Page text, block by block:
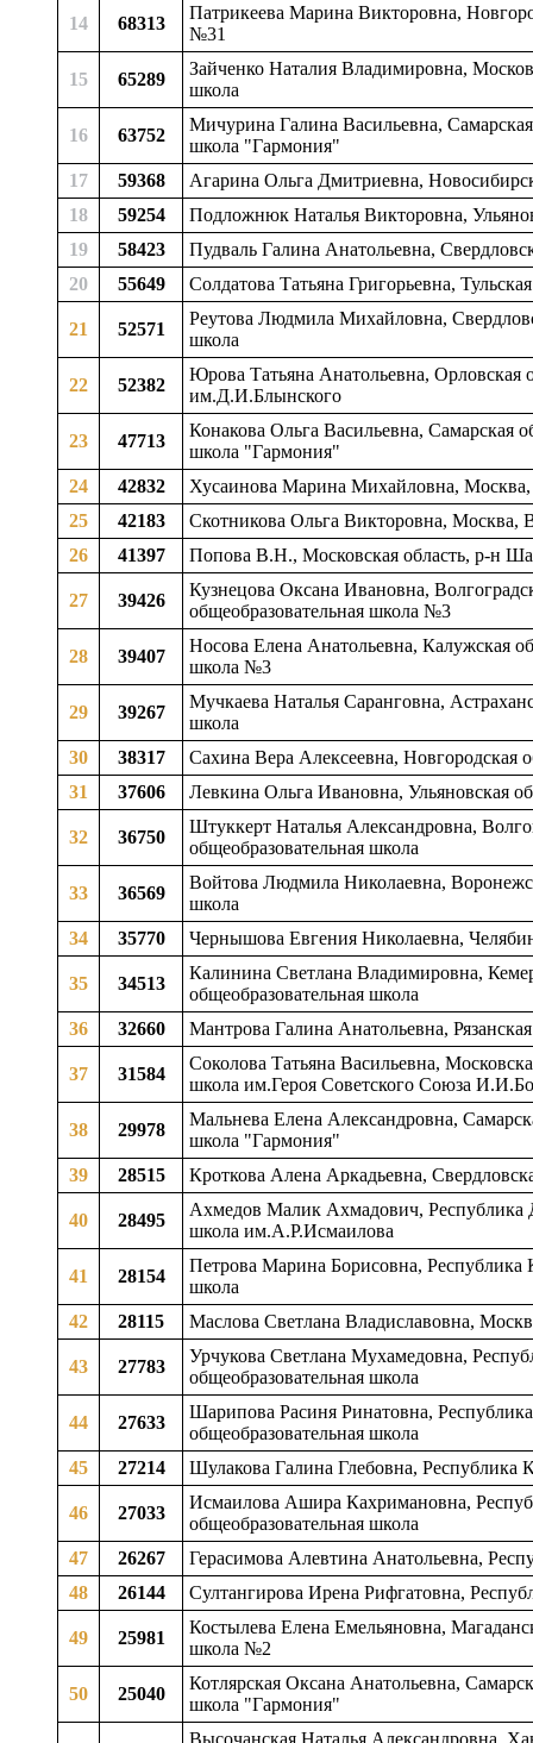
14 68313
Патрикеева Марина Викторовна,
№31
15 65289
Зайченко Наталия Владимировна,
школа
16 63752
Мичурина Галина Васильевна, Самарская
школа "Гармония"
17
59368
Агарина Ольга Дмитриевна,
18
59254
Подложнюк Наталья Викторовна,
19
58423
Пудваль Галина Анатольевна,
20
55649 Солдатова Татьяна Григорьевна,
21 52571
Реутова Людмила Михайловна,
школа
22 52382
Юрова Татьяна Анатольевна, Орловская
им.Д.И.Блынского
23 47713
Конакова Ольга Васильевна, Самарская
школа "Гармония"
24
42832
Хусаинова Марина Михайловна,
25
42183
Скотникова Ольга Викторовна,
26
41397 Попова В.Н., Московская область, р-н
27 39426
Кузнецова Оксана Ивановна,
общеобразовательная школа №3
28 39407
Носова Елена Анатольевна, Калужская
школа №3
29 39267
Мучкаева Наталья Саранговна,
школа
30
38317
Сахина Вера Алексеевна, Новгородская
31
37606 Левкина Ольга Ивановна, Ульяновская
32 36750
Штуккерт Наталья Александровна,
общеобразовательная школа
33 36569
Войтова Людмила Николаевна,
школа
34
35770 Чернышова Евгения Николаевна,
35 34513
Калинина Светлана Владимировна,
общеобразовательная школа
36
32660 Мантрова Галина Анатольевна,
37 31584
Соколова Татьяна Васильевна,
школа им.Героя Советского Союза
38 29978
Мальнева Елена Александровна,
школа "Гармония"
39
28515 Кроткова Алена Аркадьевна,
40 28495
Ахмедов Малик Ахмадович, Республика
школа им.А.Р.Исмаилова
41 28154
Петрова Марина Борисовна, Республика
школа
42
28115 Маслова Светлана Владиславовна,
43 27783
Урчукова Светлана Мухамедовна,
общеобразовательная школа
44 27633
Шарипова Расиня Ринатовна,
общеобразовательная школа
45
27214 Шулакова Галина Глебовна,
46 27033
Исмаилова Ашира Кахримановна,
общеобразовательная школа
47
26267
Герасимова Алевтина Анатольевна,
48
26144 Султангирова Ирена Рифгатовна,
49 25981
Костылева Елена Емельяновна,
школа №2
50 25040
Котлярская Оксана Анатольевна,
школа "Гармония"
Высочанская Наталья Александровна,